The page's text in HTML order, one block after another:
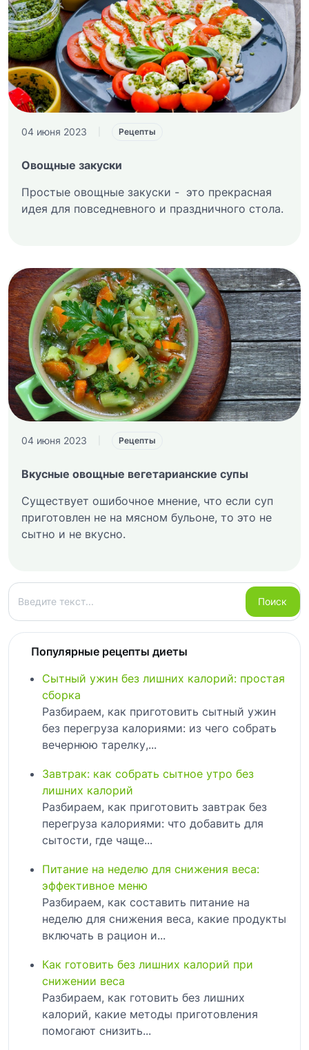
04 июня 2023 Рецепты
Овощные закуски
Простые овощные закуски - это прекрасная
идея для повседневного и праздничного стола.
04 июня 2023 Рецепты
Вкусные овощные вегетарианские супы
Существует ошибочное мнение, что если суп
приготовлен не на мясном бульоне, то это не
сытно и не вкусно.
Поиск
Поиск
Популярные рецепты диеты
Сытный ужин без лишних калорий: простая
сборка
Разбираем, как приготовить сытный ужин
без перегруза калориями: из чего собрать
вечернюю тарелку,...
Завтрак: как собрать сытное утро без
лишних калорий
Разбираем, как приготовить завтрак без
перегруза калориями: что добавить для
сытости, где чаще...
Питание на неделю для снижения веса:
эффективное меню
Разбираем, как составить питание на
неделю для снижения веса, какие продукты
включать в рацион и...
Как готовить без лишних калорий при
снижении веса
Разбираем, как готовить без лишних
калорий, какие методы приготовления
помогают снизить...